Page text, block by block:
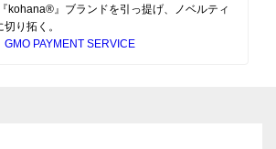
kohana®』ブランドを引っ提げ、ノベルティ
り拓く。
GMO PAYMENT SERVICE